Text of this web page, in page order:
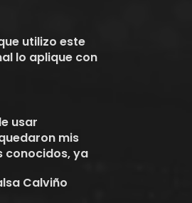
utilizo este
lo aplique con
usar
mis
conocidos, ya
Calviño